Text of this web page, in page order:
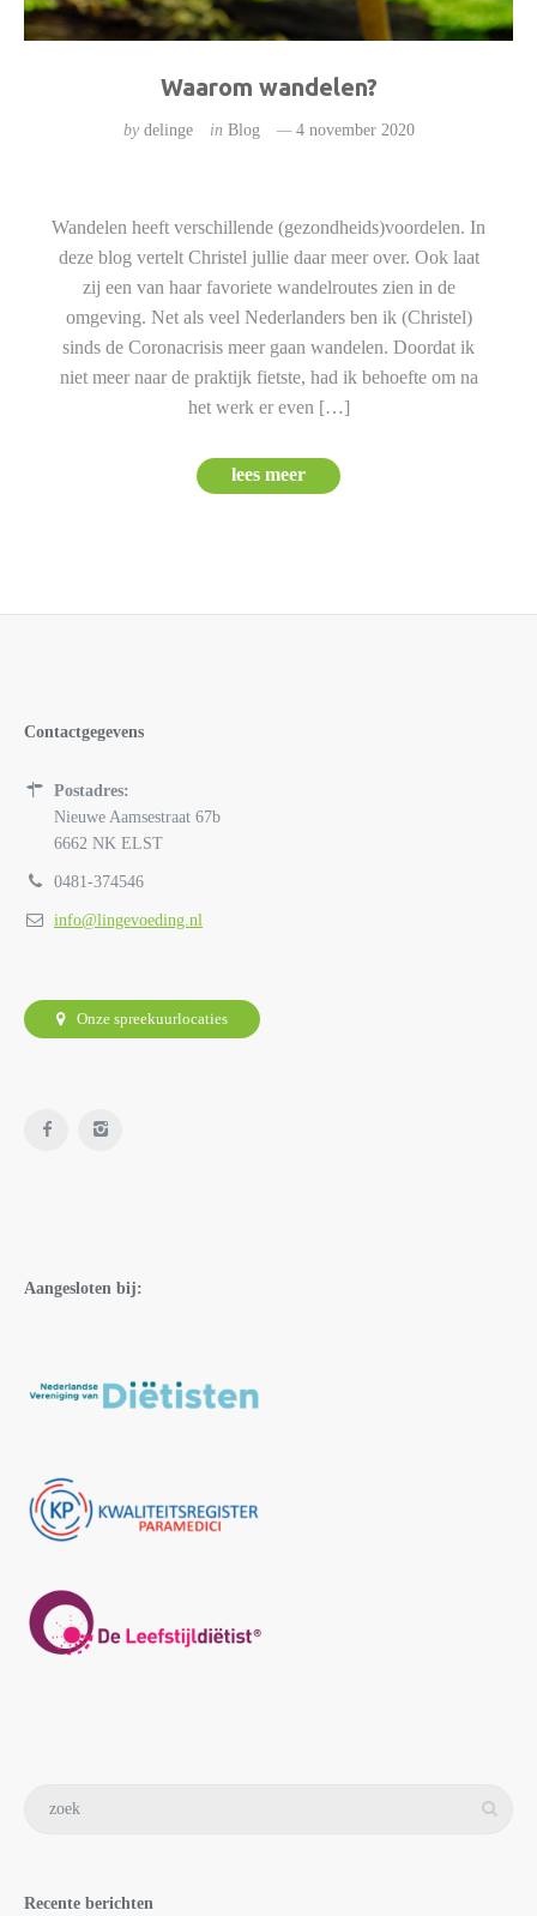
Waarom wandelen?
by delinge in Blog 4 november 2020
Wandelen heeft verschillende (gezondheids)voordelen. In
deze blog vertelt Christel jullie daar meer over. Ook laat
zij een van haar favoriete wandelroutes zien in de
omgeving. Net als veel Nederlanders ben ik (Christel)
sinds de Coronacrisis meer gaan wandelen. Doordat ik
niet meer naar de praktijk fietste, had ik behoefte om na
het werk er even […]
lees meer
Contactgegevens
Postadres:
Nieuwe Aamsestraat 67b
6662 NK ELST
0481-374546
info@lingevoeding.nl
Onze spreekuurlocaties
Aangesloten bij:
Recente berichten